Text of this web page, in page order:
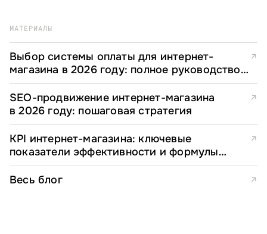
МАТЕРИАЛЫ
Выбор системы оплаты для интернет-
магазина в 2026 году: полное руководство
для e-commerce директоров
↗
SEO-продвижение интернет-магазина
в 2026 году: пошаговая стратегия
↗
KPI интернет-магазина: ключевые
показатели эффективности и формулы
расчета
↗
Весь блог ↗